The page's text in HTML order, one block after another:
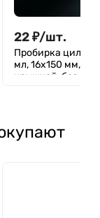
22₽/шт.
Пробирка
мл, 16х150 мм, с
крышкой, без